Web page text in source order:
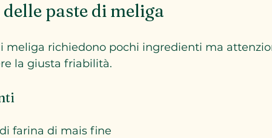
paste di meliga
meliga richiedono pochi ingredienti ma
la giusta friabilità.
farina di mais fine